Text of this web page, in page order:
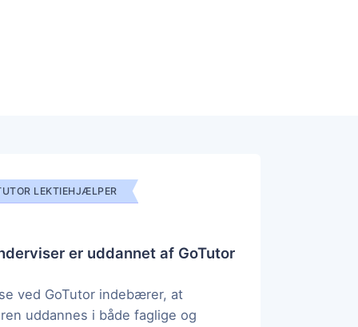
LEKTIEHJÆLPER
er uddannet af GoTutor
ved GoTutor indebærer, at
uddannes i både faglige og